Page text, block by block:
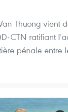
Thuong vient
CTN ratifiant
pénale entre